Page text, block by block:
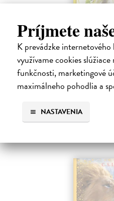
Príjmete
K prevádzke
využívame cookies
funkčnosti, marketingové
maximálneho pohodlia a
NASTAVENIA
Alica a hmyz
Dúbravský Andrej| Kniha
Alica je zvedavá mačka, ktorá
fascinovaní ríšou hmyzu.
Na sklade
28,03 €
?